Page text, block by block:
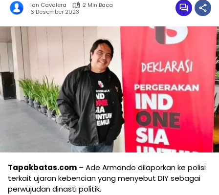
Ian Cavalera
2 Min Baca
6 Desember 2023
Tapakbatas.com – Ade Armando dilaporkan ke polisi
terkait ujaran kebencian yang menyebut DIY sebagai
perwujudan dinasti politik.